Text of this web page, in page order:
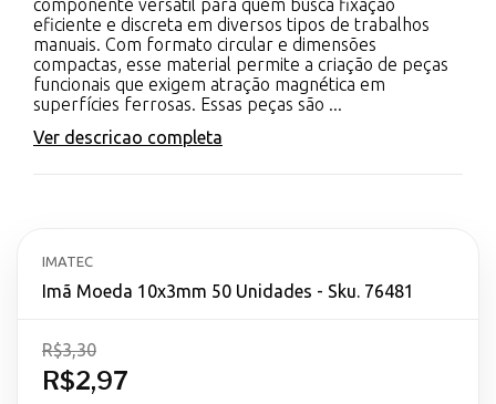
componente versátil para quem busca fixação
eficiente e discreta em diversos tipos de trabalhos
manuais. Com formato circular e dimensões
compactas, esse material permite a criação de peças
funcionais que exigem atração magnética em
superfícies ferrosas. Essas peças são ...
Ver descricao completa
IMATEC
Imã Moeda 10x3mm 50 Unidades - Sku. 76481
R$2,97
R$3,30